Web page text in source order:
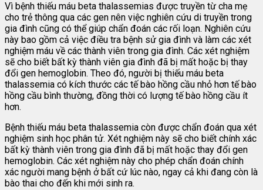
Vì bệnh thiếu máu beta thalassemias được truyền từ cha mẹ
cho trẻ thông qua các gen nên việc nghiên cứu di truyền trong
gia đình cũng có thể giúp chẩn đoán các rối loạn. Nghiên cứu
này bao gồm cả việc điều tra bệnh sử gia đình và làm các xét
nghiệm máu về các thành viên trong gia đình. Các xét nghiệm
sẽ cho biết bất kỳ thành viên gia đình đã bị mất hoặc bị thay
đổi gen hemoglobin. Theo đó, người bị thiếu máu beta
thalassemia có kích thước các tế bào hồng cầu nhỏ hơn tế bào
hồng cầu bình thường, đồng thời có lượng tế bào hồng cầu ít
hơn.
Bệnh thiếu máu beta thalassemia còn được chẩn đoán qua xét
nghiệm sinh học phân tử. Xét nghiệm này sẽ cho biết chính xác
bất kỳ thành viên trong gia đình đã bị mất hoặc thay đổi gen
hemoglobin. Các xét nghiệm này cho phép chẩn đoán chính
xác người mang bệnh ở bất cứ lúc nào, ngay cả khi đang còn là
bào thai cho đến khi mới sinh ra.